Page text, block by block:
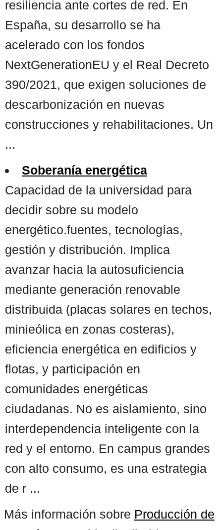
resiliencia ante cortes de red. En
España, su desarrollo se ha
acelerado con los fondos
NextGenerationEU y el Real Decreto
390/2021, que exigen soluciones de
descarbonización en nuevas
construcciones y rehabilitaciones. Un
...
Soberanía energética
Capacidad de la universidad para
decidir sobre su modelo
energético.fuentes, tecnologías,
gestión y distribución. Implica
avanzar hacia la autosuficiencia
mediante generación renovable
distribuida (placas solares en techos,
minieólica en zonas costeras),
eficiencia energética en edificios y
flotas, y participación en
comunidades energéticas
ciudadanas. No es aislamiento, sino
interdependencia inteligente con la
red y el entorno. En campus grandes
con alto consumo, es una estrategia
de r ...
Más información sobre Producción de